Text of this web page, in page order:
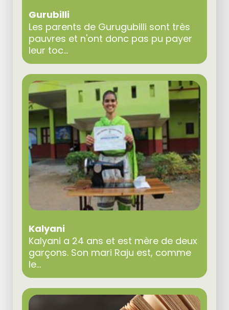
Gurubilli
Les parents de Gurugubilli sont très
pauvres et n'ont donc pas pu payer
leur toc...
Kalyani
Kalyani a 24 ans et est mère de deux
garçons. Son mari Raju est, comme
le...